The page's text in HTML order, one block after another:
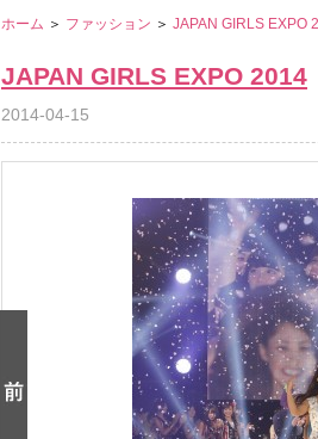
ホーム ＞ ファッション ＞ JAPAN GIRLS EXPO
JAPAN GIRLS EXPO 2014
2014-04-15